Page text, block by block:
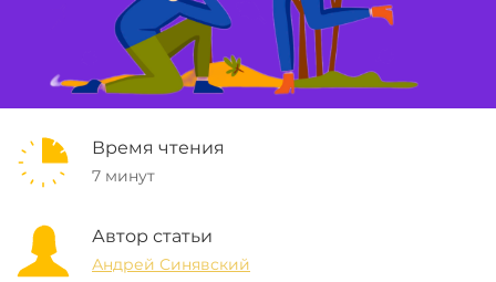
Время чтения
7 минут
Автор статьи
Андрей Синявский